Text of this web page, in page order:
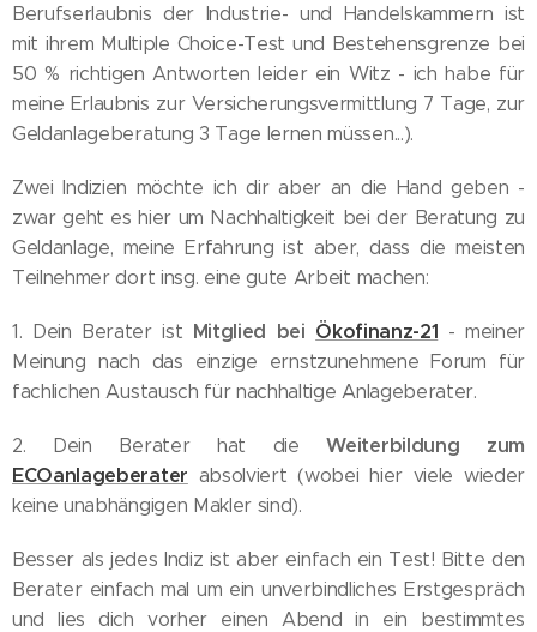
Berufserlaubnis der Industrie- und Handelskammern ist
mit ihrem Multiple Choice-Test und Bestehensgrenze bei
50 % richtigen Antworten leider ein Witz - ich habe für
meine Erlaubnis zur Versicherungsvermittlung 7 Tage, zur
Geldanlageberatung 3 Tage lernen müssen...).
Zwei Indizien möchte ich dir aber an die Hand geben -
zwar geht es hier um Nachhaltigkeit bei der Beratung zu
Geldanlage, meine Erfahrung ist aber, dass die meisten
Teilnehmer dort insg. eine gute Arbeit machen:
1. Dein Berater ist Mitglied bei Ökofinanz-21 - meiner
Meinung nach das einzige ernstzunehmene Forum für
fachlichen Austausch für nachhaltige Anlageberater.
2. Dein Berater hat dieWeiterbildung zum
ECOanlageberater absolviert (wobei hier viele wieder
keine unabhängigen Makler sind).
Besser als jedes Indiz ist aber einfach ein Test! Bitte den
Berater einfach mal um ein unverbindliches Erstgespräch
und lies dich vorher einen Abend in ein bestimmtes